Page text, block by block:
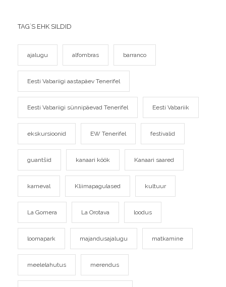
TAG`S EHK SILDID
ajalugu alfombras barranco
Eesti Vabariigi aastapäev Tenerifel
Eesti Vabariigi sünnipäevad Tenerifel Eesti Vabariik
ekskursioonid EW Tenerifel festivalid
guantšid kanaari köök Kanaari saared
karneval Kliimapagulased kultuur
La Gomera La Orotava loodus
loomapark majandusajalugu matkamine
meelelahutus merendus